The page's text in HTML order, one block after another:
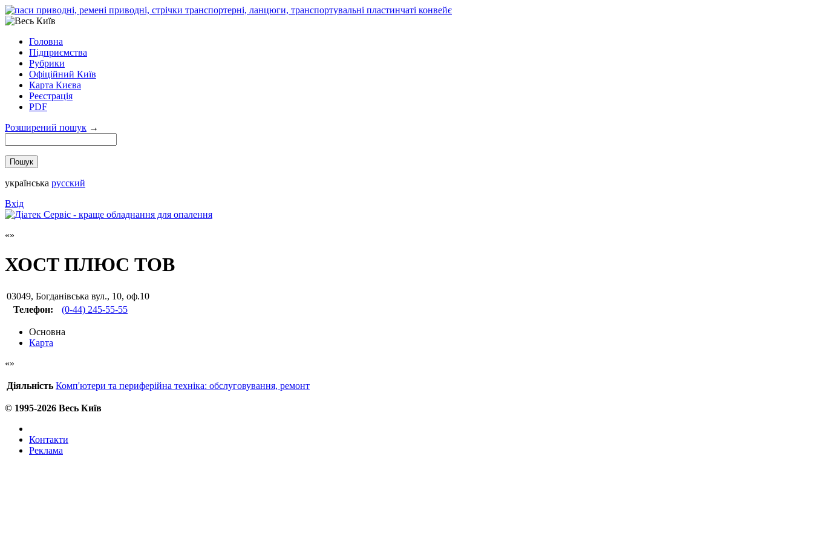
Головна
Підприємства
Рубрики
Офіційний Київ
Карта Києва
Реєстрація
PDF
Розширений пошук →
українська русский
Вхід
ХОСТ ПЛЮС ТОВ
03049, Богданівська вул., 10, оф.10
Телефон:
(0-44) 245-55-55
Основна
Карта
Діяльність Комп'ютери та периферійна техніка: обслуговування, ремонт
© 1995-2026 Весь Київ
Контакти
Реклама